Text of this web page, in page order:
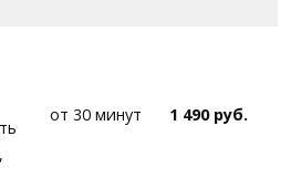
от 30 минут 1 490 руб.